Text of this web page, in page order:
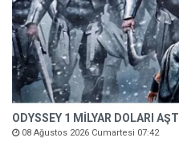
ODYSSEY 1 MİLYAR DOLARI AŞTI
08 Ağustos 2026 Cumartesi 07:42